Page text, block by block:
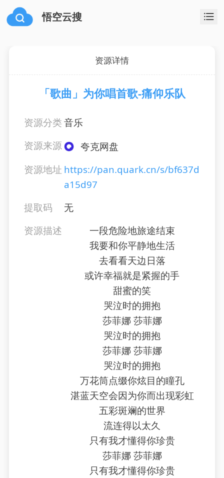
悟空云搜
资源详情
「歌曲」为你唱首歌-痛仰乐队
资源分类音乐
资源来源
夸克网盘
资源地址 https://pan.quark.cn/s/bf637d
a15d97
提取码
无
资源描述
一段危险地旅途结束
我要和你平静地生活
去看看天边日落
或许幸福就是紧握的手
甜蜜的笑
哭泣时的拥抱
莎菲娜 莎菲娜
哭泣时的拥抱
莎菲娜 莎菲娜
哭泣时的拥抱
万花筒点缀你炫目的瞳孔
湛蓝天空会因为你而出现彩虹
五彩斑斓的世界
流连得以太久
只有我才懂得你珍贵
莎菲娜 莎菲娜
只有我才懂得你珍贵